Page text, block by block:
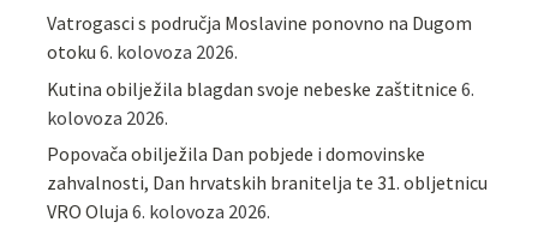
Vatrogasci s područja Moslavine ponovno na Dugom
otoku 6. kolovoza 2026.
Kutina obilježila blagdan svoje nebeske zaštitnice 6.
kolovoza 2026.
Popovača obilježila Dan pobjede i domovinske
zahvalnosti, Dan hrvatskih branitelja te 31. obljetnicu
VRO Oluja 6. kolovoza 2026.